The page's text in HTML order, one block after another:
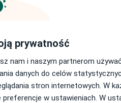
Dziś Jutro
prywatność
nam i naszym partnerom
danych do celów
stron internetowych. W
w ustawieniach. W